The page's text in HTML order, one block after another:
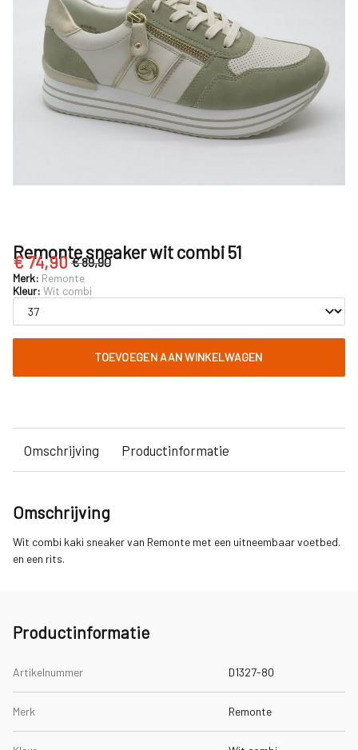
Nijhuisschoenen
Remonte sneaker wit combi 51
€ 74,90 € 89,90
Merk: Remonte
Kleur: Wit combi
TOEVOEGEN AAN WINKELWAGEN
Omschrijving Productinformatie
Omschrijving
Wit combi kaki sneaker van Remonte met een uitneembaar voetbed.
en een rits.
Productinformatie
Artikelnummer D1327-80
Merk Remonte